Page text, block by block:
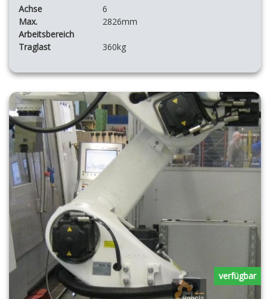
Achse
6
Max.
Arbeitsbereich
2826mm
Traglast 360kg
verfügbar